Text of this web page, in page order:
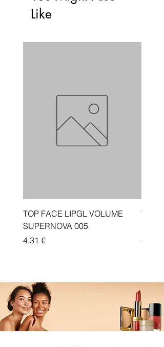
Like
TOP FACE LIPGL VOLUME
SUPERNOVA 005
Price
4,31 €
Traka
20
Price
4,33 €